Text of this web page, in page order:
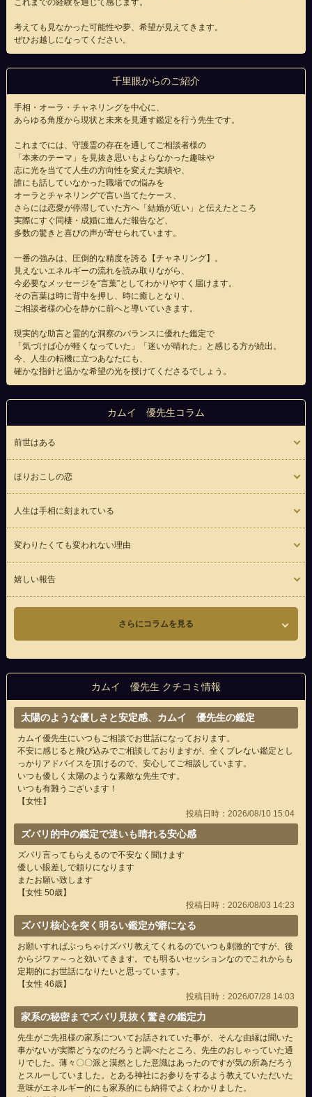
これまでの経験を通じて感じます。
考えても見なかった可能性や夢、希望が見えてきます。
ぜひお越しになってください。
千里眼からのご紹介
手相・オーラ・チャネリングを中心に、
あらゆる角度から現状と未来を見通す鑑定を行う先生です。
これまでには、守護霊の存在を通してご相談者様の
「本来のテーマ」を見抜き思いもよらなかった趣味や
志に光を当てて人生の方向性を変えた実績や、
誰にも話していなかった職場での悩みを
オーラとチャネリングで言い当てたケース、
さらには恋愛が停滞していた方へ「結婚が近い」と伝えたところ
実際にすぐ同棲・成婚に進んだ報告など、
多数の驚きと喜びの声が寄せられています。
一番の強みは、圧倒的な精度を誇る【チャネリング】。
見えないエネルギーの流れを読み取りながら、
今必要なメッセージを“言葉”としてわかりやすく届けます。
その言葉は時に背中を押し、時に癒しとなり、
ご相談者様の心を静かに前へと導いていきます。
現実的な助言と霊的な洞察のバランスに優れた鑑定で
「気づけば心が軽くなっていた」「迷いが晴れた」と感じる方が続出。
今、人生の転機に立つあなたにも、
確かな指針と温かな希望の光を授けてくださるでしょう。
カムイ 優先生コラム
前世はある
ほりおこしの恋
人生は手相に刻まれている
変わりたくても変われない理由
嬉しい報告
さらにコラムを見る
カムイ 優先生 クチコミ情報
太陽のような優しさと安定感、カムイ 優先生の鑑定
カムイ優先生にいつもご相談でお世話になっております。
不安に感じると飛び込みでご相談しておりますが、全くブレない鑑定とし
っかりアドバイスを頂けるので、安心してご相談しています。
いつも優しく太陽のような素敵な先生です。
いつも有難うございます！
【女性】
投稿日時：2026/08/10 15:04
ズバリ的中の鑑定で迷いも晴れる安心感
ズバリ言ってもらえるので不安なく聞けます
優しい眼差しで頼りになります
またお願い致します
【女性 50歳】
投稿日時：2026/08/03 14:23
ズバリ核心を突く明るい鑑定が癖になる
お願いすればぶっちゃけズバリ教えてくれるのでいつも刺激的ですが、後
からジワァ～っと効いてきます。でも明るいセッションなのでこれからも
定期的にお世話になりたいと思っています。
【女性 46歳】
投稿日時：2026/07/28 14:03
家系の秘密までズバリ見抜く驚きの鑑定力
先生がご先祖様の家系についてお話されていた事が、そんな由縁は聞いた
事がないが実際どうなのだろうと調べたところ、先生のおしゃっていた通
りでした。薄々〇〇派と漠然とした意識はあったのですが気の所為だろう
とスルーしていました。とある神社にお参りをするよう教えていただいた
意味がエネルギー的にも家系的にも納得でよくわかりました。